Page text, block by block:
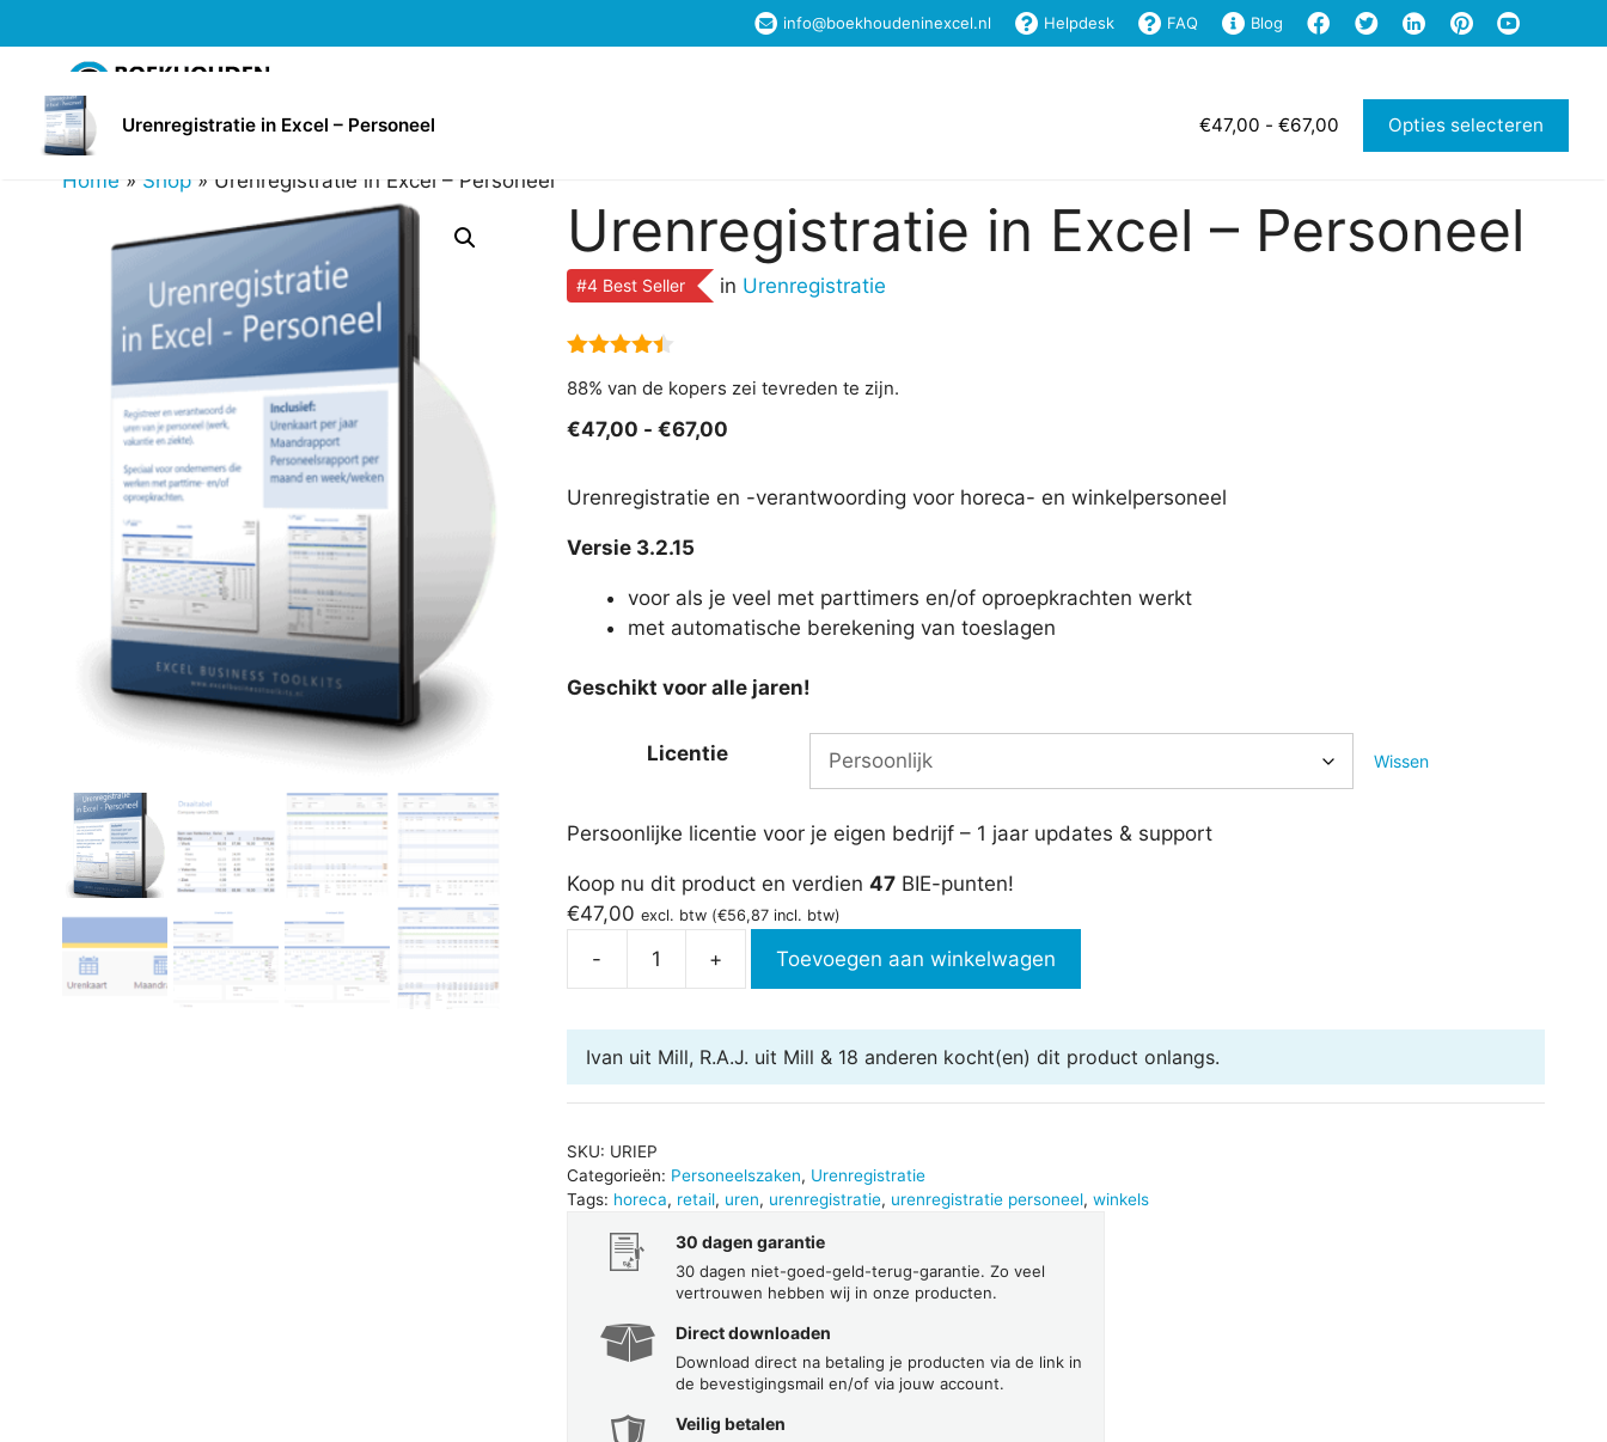
naar
inhoud
info@boekhoudeninexcel.nl Helpdesk FAQ Blog
Home » Shop » Urenregistratie in Excel – Personeel
Urenregistratie in Excel – Personeel
#4 Best Seller in Urenregistratie
5
88% van de kopers zei tevreden te zijn.
€47,00 - €67,00Prijsklasse:
tot
Urenregistratie en -verantwoording voor horeca- en winkelpersoneel
Versie 3.2.15
voor als je veel met parttimers en/of oproepkrachten werkt
met automatische berekening van toeslagen
Geschikt voor alle jaren!
Licentie Wissen
Persoonlijke licentie voor je eigen bedrijf – 1 jaar updates & support
Koop nu dit product en verdien 47BIE-punten!
€47,00 excl. btw (€56,87incl. btw)
-
Urenregistratie
Excel
Personeel
+ Toevoegen aan winkelwagen
Ivan uit Mill, R.A.J. uit Mill & 18 anderenkocht(en) dit product onlangs.
SKU: URIEP
Categorieën: Personeelszaken, Urenregistratie
Tags: horeca, retail, uren, urenregistratie, urenregistratie personeel, winkels
30 dagen garantie
30 dagen niet-goed-geld-terug-garantie. Zo veel
vertrouwen hebben wij in onze producten.
Direct downloaden
Download direct na betaling je producten via de link in
de bevestigingsmail en/of via jouw account.
Veilig betalen
Urenregistratie in Excel – Personeel €47,00 - €67,00 Prijsklasse:
€47,00
Opties selecteren